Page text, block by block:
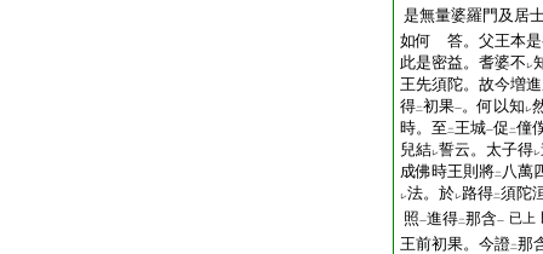
是無量婆羅門及居
如何 答。父王本是
此是密益。耆婆不 レ
王先須陀。故今増
得二初果一。何以知 レ
時。至 二王城一促 二僮
兒結レ誓云。太子得レ
成佛時王則將二 八萬
レ法。於レ路得二須陀
照一進得二那含一 已上
王前初果。今證二那